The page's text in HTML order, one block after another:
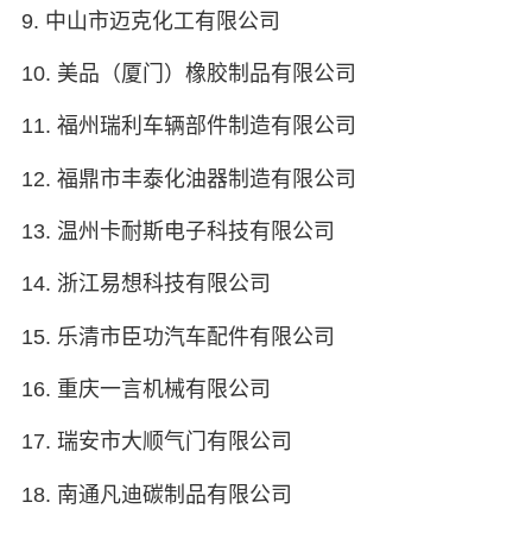
9. 中山市迈克化工有限公司
10. 美品（厦门）橡胶制品有限公司
11. 福州瑞利车辆部件制造有限公司
12. 福鼎市丰泰化油器制造有限公司
13. 温州卡耐斯电子科技有限公司
14. 浙江易想科技有限公司
15. 乐清市臣功汽车配件有限公司
16. 重庆一言机械有限公司
17. 瑞安市大顺气门有限公司
18. 南通凡迪碳制品有限公司